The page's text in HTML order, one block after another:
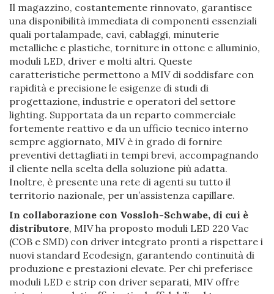
Il magazzino, costantemente rinnovato, garantisce
una disponibilità immediata di componenti essenziali
quali portalampade, cavi, cablaggi, minuterie
metalliche e plastiche, torniture in ottone e alluminio,
moduli LED, driver e molti altri. Queste
caratteristiche permettono a MIV di soddisfare con
rapidità e precisione le esigenze di studi di
progettazione, industrie e operatori del settore
lighting. Supportata da un reparto commerciale
fortemente reattivo e da un ufficio tecnico interno
sempre aggiornato, MIV è in grado di fornire
preventivi dettagliati in tempi brevi, accompagnando
il cliente nella scelta della soluzione più adatta.
Inoltre, è presente una rete di agenti su tutto il
territorio nazionale, per un’assistenza capillare.
In collaborazione con Vossloh-Schwabe, di cui è
distributore, MIV ha proposto moduli LED 220 Vac
(COB e SMD) con driver integrato pronti a rispettare i
nuovi standard Ecodesign, garantendo continuità di
produzione e prestazioni elevate. Per chi preferisce
moduli LED e strip con driver separati, MIV offre